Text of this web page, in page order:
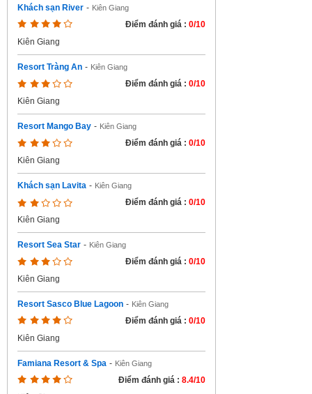
Khách sạn River - Kiên Giang
Điểm đánh giá : 0/10
Kiên Giang
Resort Tràng An - Kiên Giang
Điểm đánh giá : 0/10
Kiên Giang
Resort Mango Bay - Kiên Giang
Điểm đánh giá : 0/10
Kiên Giang
Khách sạn Lavita - Kiên Giang
Điểm đánh giá : 0/10
Kiên Giang
Resort Sea Star - Kiên Giang
Điểm đánh giá : 0/10
Kiên Giang
Resort Sasco Blue Lagoon - Kiên Giang
Điểm đánh giá : 0/10
Kiên Giang
Famiana Resort & Spa - Kiên Giang
Điểm đánh giá : 8.4/10